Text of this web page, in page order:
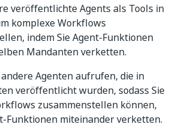
veröffentlichte Agents als Tools in
komplexe Workflows
indem Sie Agent-Funktionen
Mandanten verketten.
Agenten aufrufen, die in
veröffentlicht wurden, sodass Sie
zusammenstellen können,
Funktionen miteinander verketten.